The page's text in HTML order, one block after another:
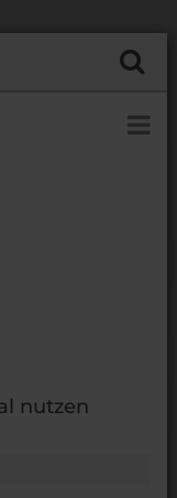
nutzen